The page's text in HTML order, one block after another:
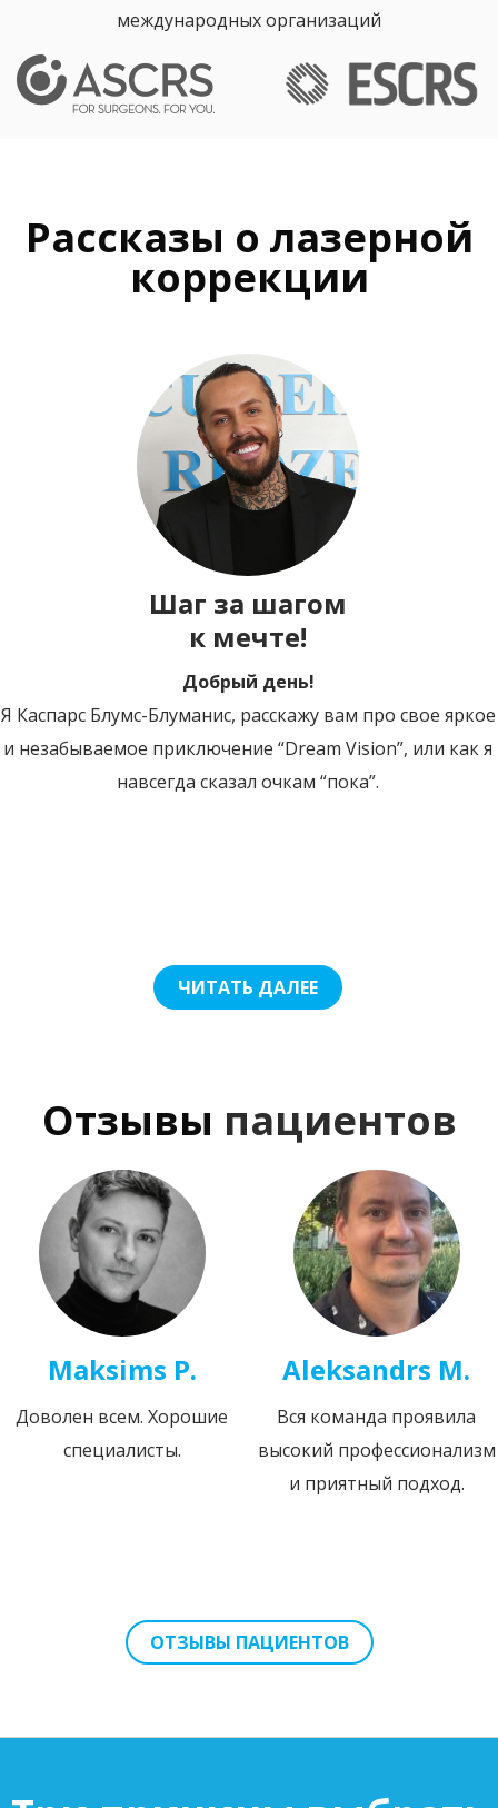
международных организаций
Рассказы о лазерной
коррекции
Шаг за шагом
к мечте!
Добрый день!
Я Каспарс Блумс-Блуманис, расскажу вам про свое яркое
и незабываемое приключение “Dream Vision”, или как я
навсегда сказал очкам “пока”.
ЧИТАТЬ ДАЛЕЕ
Отзывы пациентов
Maksims P.
Доволен всем. Хорошие
специалисты.
Aleksandrs M.
Вся команда проявила
высокий профессионализм
и приятный подход.
ОТЗЫВЫ ПАЦИЕНТОВ